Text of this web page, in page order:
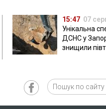
15:47 07
Унікальна
ДСНС у
знищили